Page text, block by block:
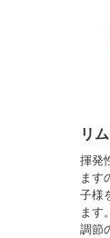
リ
揮発
ます
子様
ます
調節